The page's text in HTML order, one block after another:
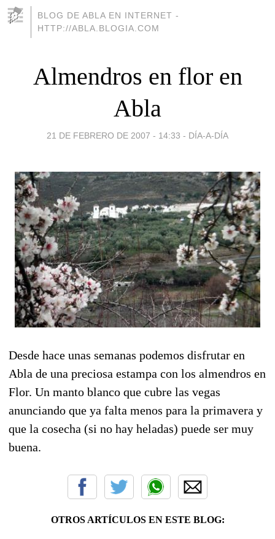
BLOG DE ABLA EN INTERNET -
HTTP://ABLA.BLOGIA.COM
Almendros en flor en
Abla
21 DE FEBRERO DE 2007 - 14:33 - DÍA-A-DÍA
Desde hace unas semanas podemos disfrutar en
Abla de una preciosa estampa con los almendros en
Flor. Un manto blanco que cubre las vegas
anunciando que ya falta menos para la primavera y
que la cosecha (si no hay heladas) puede ser muy
buena.
OTROS ARTÍCULOS EN ESTE BLOG: